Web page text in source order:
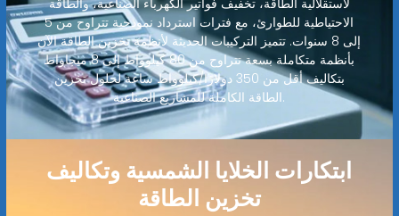
لاستقلالية الطاقة، تخفيف فواتير الكهرباء الصناعية، والطاقة
الاحتياطية للطوارئ، مع فترات استرداد نموذجية تتراوح من 5
إلى 8 سنوات. تتميز التركيبات الحديثة لأنظمة تخزين الطاقة الآن
بأنظمة متكاملة بسعة تتراوح من 80 كيلوواط إلى 8 ميجاواط
بتكاليف أقل من 350 دولارًا/كيلوواط ساعة لحلول تخزين
الطاقة الكاملة للمشاريع الصناعية.
ابتكارات الخلايا الشمسية وتكاليف
تخزين الطاقة